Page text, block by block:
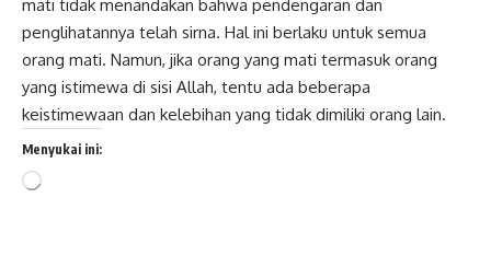
mati tidak menandakan bahwa pendengaran dan
penglihatannya telah sirna. Hal ini berlaku untuk semua
orang mati. Namun, jika orang yang mati termasuk orang
yang istimewa di sisi Allah, tentu ada beberapa
keistimewaan dan kelebihan yang tidak dimiliki orang lain.
Menyukai ini:
Memuat...